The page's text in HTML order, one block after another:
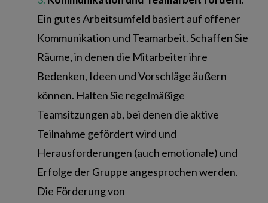
Ein gutes Arbeitsumfeld basiert auf offener
Kommunikation und Teamarbeit. Schaffen Sie
Räume, in denen die Mitarbeiter ihre
Bedenken, Ideen und Vorschläge äußern
können. Halten Sie regelmäßige
Teamsitzungen ab, bei denen die aktive
Teilnahme gefördert wird und
Herausforderungen (auch emotionale) und
Erfolge der Gruppe angesprochen werden.
Die Förderung von